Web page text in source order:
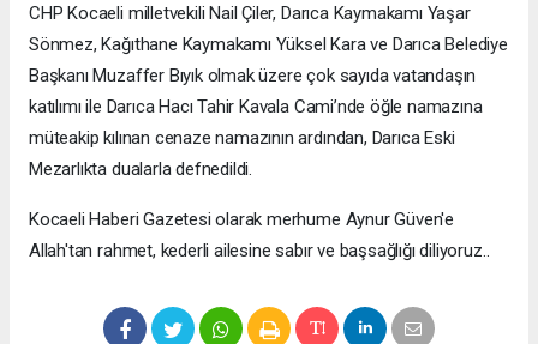
CHP Kocaeli milletvekili Nail Çiler, Darıca Kaymakamı Yaşar
Sönmez, Kağıthane Kaymakamı Yüksel Kara ve Darıca Belediye
Başkanı Muzaffer Bıyık olmak üzere çok sayıda vatandaşın
katılımı ile Darıca Hacı Tahir Kavala Cami’nde öğle namazına
müteakip kılınan cenaze namazının ardından, Darıca Eski
Mezarlıkta dualarla defnedildi.
Kocaeli Haberi Gazetesi olarak merhume Aynur Güven'e
Allah'tan rahmet, kederli ailesine sabır ve başsağlığı diliyoruz..